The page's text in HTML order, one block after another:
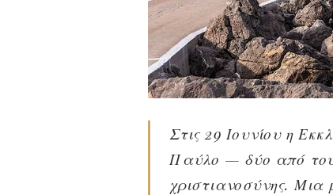
Στις 29 Ιουνίου η
Παύλο — δύο από
χριστιανοσύνης. Μια